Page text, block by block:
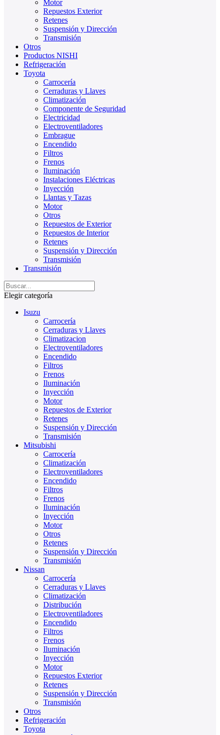
Motor
Repuestos Exterior
Retenes
Suspensión y Dirección
Transmisión
Otros
Productos NISHI
Refrigeración
Toyota
Carrocería
Cerraduras y Llaves
Climatización
Componente de Seguridad
Electricidad
Electroventiladores
Embrague
Encendido
Filtros
Frenos
Iluminación
Instalaciones Eléctricas
Inyección
Llantas y Tazas
Motor
Otros
Repuestos de Exterior
Repuestos de Interior
Retenes
Suspensión y Dirección
Transmisión
Transmisión
Elegir categoría
Isuzu
Carrocería
Cerraduras y Llaves
Climatizacion
Electroventiladores
Encendido
Filtros
Frenos
Iluminación
Inyección
Motor
Repuestos de Exterior
Retenes
Suspensión y Dirección
Transmisión
Mitsubishi
Carrocería
Climatización
Electroventiladores
Encendido
Filtros
Frenos
Iluminación
Inyección
Motor
Otros
Retenes
Suspensión y Dirección
Transmisión
Nissan
Carrocería
Cerraduras y Llaves
Climatización
Distribución
Electroventiladores
Encendido
Filtros
Frenos
Iluminación
Inyección
Motor
Repuestos Exterior
Retenes
Suspensión y Dirección
Transmisión
Otros
Refrigeración
Toyota